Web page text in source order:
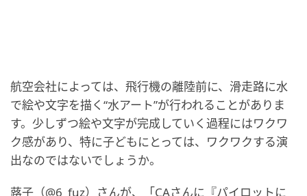
航空会社によっては、飛行機の離陸前に、滑走路に水
で絵や文字を描く“水アート”が行われることがありま
す。少しずつ絵や文字が完成していく過程にはワクワ
ク感があり、特に子どもにとっては、ワクワクする演
出なのではないでしょうか。
蕗子（@6_fuz）さんが、「CAさんに『パイロットに